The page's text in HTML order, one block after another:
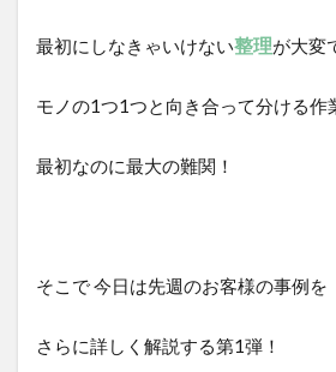
最初にしなきゃいけない整理が大変
モノの1つ1つと向き合って分ける作
最初なのに最大の難関！
そこで 今日は先週のお客様の事例を
さらに詳しく解説する第1弾！